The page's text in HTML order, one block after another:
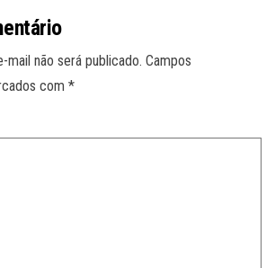
mail não será publicado. Campos
com *